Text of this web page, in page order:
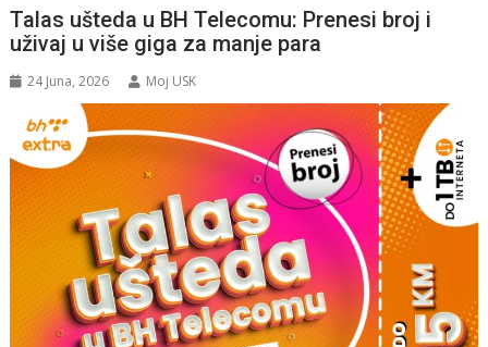
Talas ušteda u BH Telecomu: Prenesi broj i
uživaj u više giga za manje para
24 Juna, 2026 Moj USK